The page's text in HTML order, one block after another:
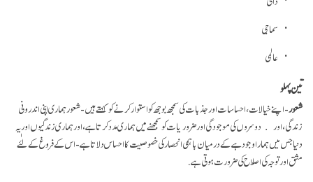
سماجی
عالمی
تین پہلو
شعور- اپنے خیالات، احساسات اور جذبات کی سمجھ بوجھ کو استوار کرنے کو کہتے ہیں- شعور ہماری اپنی اندرونی
زندگی، اور دوسروں کی موجودگی اور ضروریات کو سمجھنے میں ہماری مدد کرتا ہے، اور ہماری زندگیوں اور یہ
دنیا جس میں ہمارا وجود ہے کے درمیان باہمی انحصار کی خصوصیت کا احساس دلاتا ہے- اس کے فروغ کے لٰئے
مشق اور توجہ کی اصلاح کی ضرورت ہوتی ہے.